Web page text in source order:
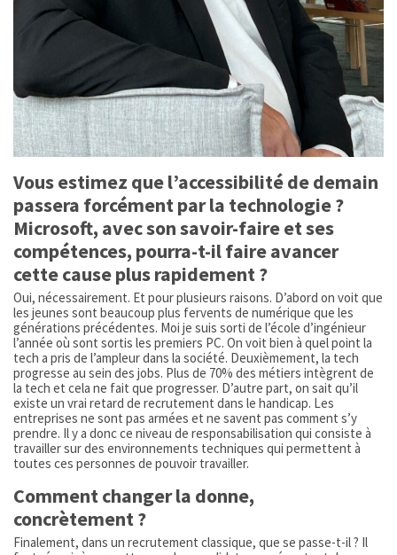
Vous estimez que l’accessibilité de demain
passera forcément par la technologie ?
Microsoft, avec son savoir-faire et ses
compétences, pourra-t-il faire avancer
cette cause plus rapidement ?
Oui, nécessairement. Et pour plusieurs raisons. D’abord on voit que
les jeunes sont beaucoup plus fervents de numérique que les
générations précédentes. Moi je suis sorti de l’école d’ingénieur
l’année où sont sortis les premiers PC. On voit bien à quel point la
tech a pris de l’ampleur dans la société. Deuxièmement, la tech
progresse au sein des jobs. Plus de 70% des métiers intègrent de
la tech et cela ne fait que progresser. D’autre part, on sait qu’il
existe un vrai retard de recrutement dans le handicap. Les
entreprises ne sont pas armées et ne savent pas comment s’y
prendre. Il y a donc ce niveau de responsabilisation qui consiste à
travailler sur des environnements techniques qui permettent à
toutes ces personnes de pouvoir travailler.
Comment changer la donne,
concrètement ?
Finalement, dans un recrutement classique, que se passe-t-il ? Il